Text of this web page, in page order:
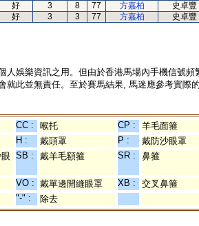
好 3 8 77 方嘉柏 史卓豐
好 3 3 77 方嘉柏 史卓豐
人娛樂資訊之用。但由於香港馬場內手機信號
此並無責任。至於賽馬結果, 馬迷應參考實際的
CC : 喉托 CP :
羊毛面箍
H : 戴頭罩 P :
戴防沙眼罩
SB : 戴羊毛額箍 SR : 鼻箍
VO : 戴單邊開縫眼罩 XB :
交叉鼻箍
"-" : 除去